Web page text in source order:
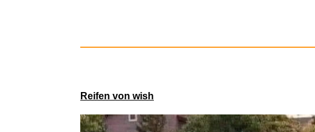
Cosmopolitanism,
Reifen von wish